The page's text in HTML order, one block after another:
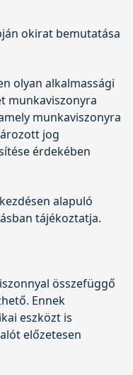
okirat bemutatása
olyan alkalmassági
munkaviszonyra
munkaviszonyra
jog
érdekében
alapuló
tájékoztatja.
összefüggő
Ennek
eszközt is
előzetesen